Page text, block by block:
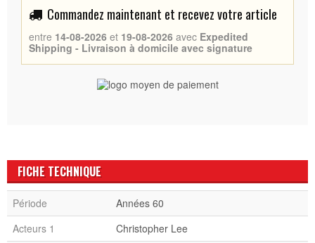
Commandez maintenant et recevez votre article
entre 14-08-2026 et 19-08-2026 avec Expedited
Shipping - Livraison à domicile avec signature
FICHE TECHNIQUE
Période
Années 60
Acteurs 1
Christopher Lee